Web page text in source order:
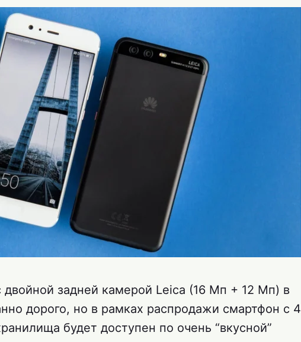
двойной задней камерой Leica (16 Мп + 12 Мп) в
дорого, но в рамках распродажи смартфон с 4
будет доступен по очень “вкусной”